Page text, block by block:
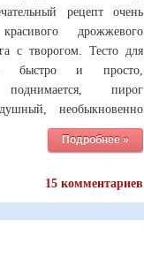
рецепт очень
дрожжевого
с творогом. Тесто для
быстро и просто,
поднимается, пирог
необыкновенно
Подробнее »
15 комментариев